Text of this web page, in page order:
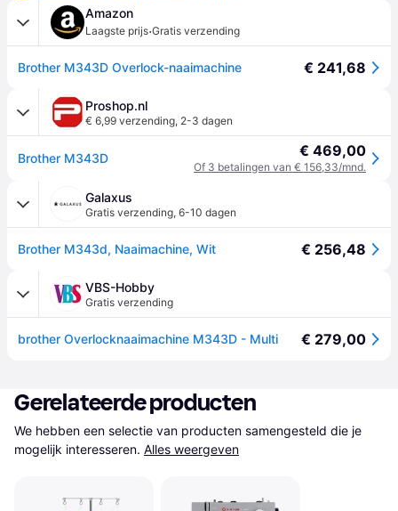
Amazon
Laagste prijs·Gratis verzending
Brother M343D Overlock-naaimachine € 241,68
Proshop.nl
€ 6,99 verzending, 2-3 dagen
Brother M343D € 469,00
Of 3 betalingen van € 156,33/mnd.
Galaxus
Gratis verzending, 6-10 dagen
Brother M343d, Naaimachine, Wit € 256,48
VBS-Hobby
Gratis verzending
brother Overlocknaaimachine M343D - Multi € 279,00
Gerelateerde producten
We hebben een selectie van producten samengesteld die je
mogelijk interesseren. Alles weergeven